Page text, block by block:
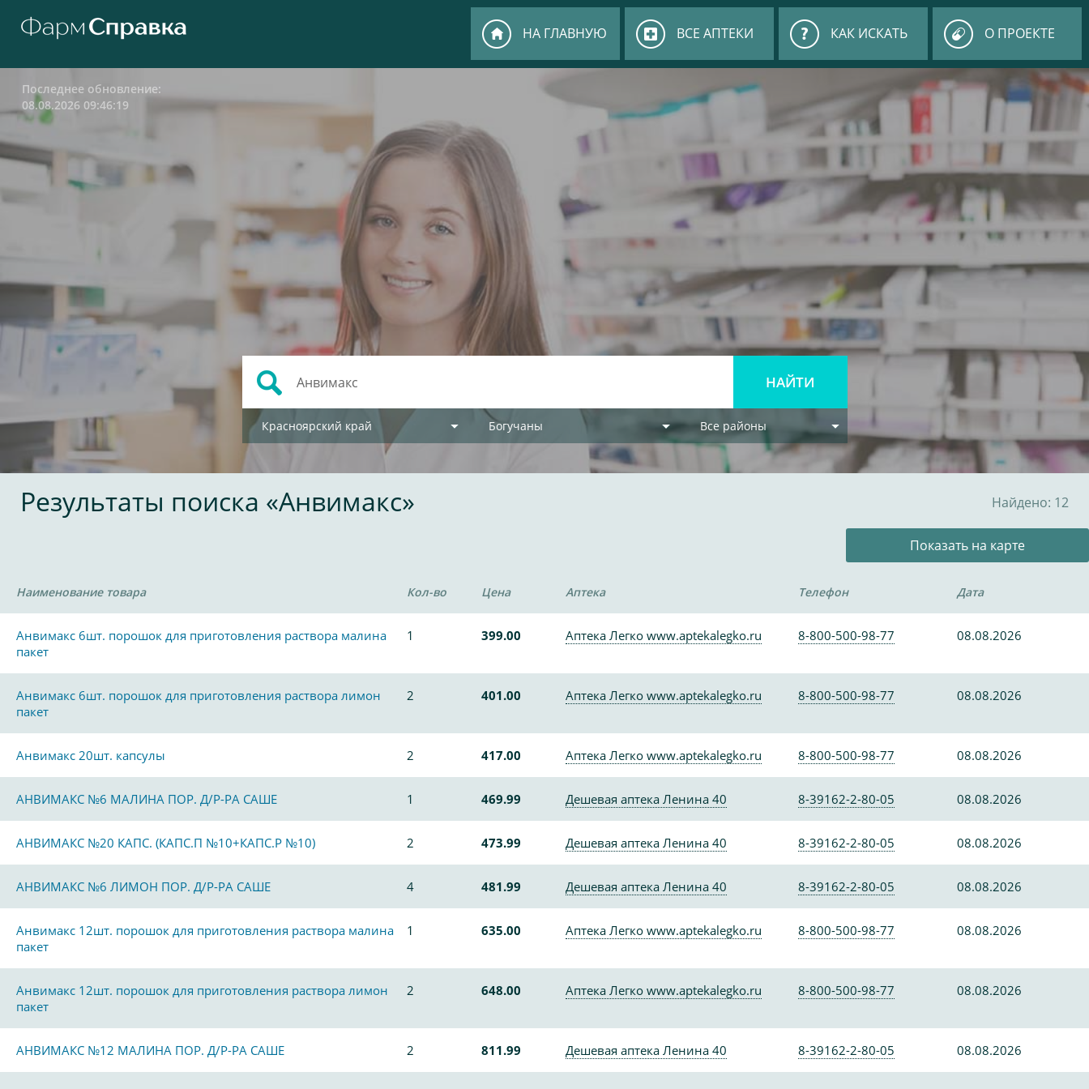
НА ГЛАВНУЮ ВСЕ АПТЕКИ КАК ИСКАТЬ О ПРОЕКТЕ
Последнее обновление:
08.08.2026 09:46:19
Красноярский край Богучаны Все районы
Результаты поиска «Анвимакс» Найдено: 12
Показать на карте
Наименование товара Кол-во Цена Аптека Телефон Дата
Анвимакс 6шт. порошок для приготовления раствора малина
пакет
1 399.00 Аптека Легко www.aptekalegko.ru 8-800-500-98-77 08.08.2026
Анвимакс 6шт. порошок для приготовления раствора лимон
пакет
2 401.00 Аптека Легко www.aptekalegko.ru 8-800-500-98-77 08.08.2026
Анвимакс 20шт. капсулы 2 417.00 Аптека Легко www.aptekalegko.ru 8-800-500-98-77 08.08.2026
АНВИМАКС №6 МАЛИНА ПОР. Д/Р-РА САШЕ 1 469.99 Дешевая аптека Ленина 40 8-39162-2-80-05 08.08.2026
АНВИМАКС №20 КАПС. (КАПС.П №10+КАПС.Р №10) 2 473.99 Дешевая аптека Ленина 40 8-39162-2-80-05 08.08.2026
АНВИМАКС №6 ЛИМОН ПОР. Д/Р-РА САШЕ 4 481.99 Дешевая аптека Ленина 40 8-39162-2-80-05 08.08.2026
Анвимакс 12шт. порошок для приготовления раствора малина
пакет
1 635.00 Аптека Легко www.aptekalegko.ru 8-800-500-98-77 08.08.2026
Анвимакс 12шт. порошок для приготовления раствора лимон
пакет
2 648.00 Аптека Легко www.aptekalegko.ru 8-800-500-98-77 08.08.2026
АНВИМАКС №12 МАЛИНА ПОР. Д/Р-РА САШЕ 2 811.99 Дешевая аптека Ленина 40 8-39162-2-80-05 08.08.2026